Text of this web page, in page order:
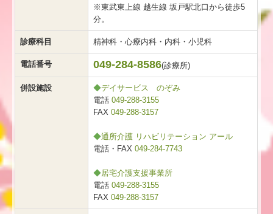
※東武東上線 越生線 坂戸駅北口から徒歩5
分。
診療科目 精神科・心療内科・内科・小児科
電話番号 049-284-8586(診療所)
併設施設 ◆デイサービス のぞみ
電話049-288-3155
FAX049-288-3157
◆通所介護 リハビリテーション アール
電話・FAX049-284-7743
◆居宅介護支援事業所
電話049-288-3155
FAX049-288-3157